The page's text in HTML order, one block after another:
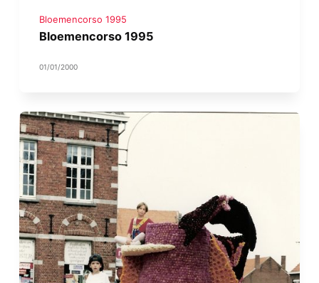
Bloemencorso 1995
Bloemencorso 1995
01/01/2000